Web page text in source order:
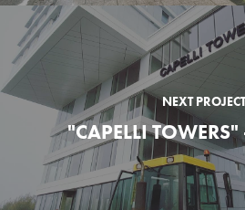
NEXT PROJECT
"CAPELLI